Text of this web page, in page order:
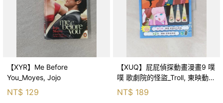
【XYR】Me Before
You_Moyes, Jojo
NT$ 129
【XUQ】屁屁偵探動畫漫畫9 噗
噗 歌劇院的怪盜_Troll, 東映動畫
株式會社, 張東君
NT$ 189